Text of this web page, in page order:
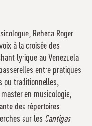
Rebeca Roger
à la croisée des
lyrique au Venezuela
entre pratiques
ou traditionnelles,
en musicologie,
des répertoires
sur les Cantigas